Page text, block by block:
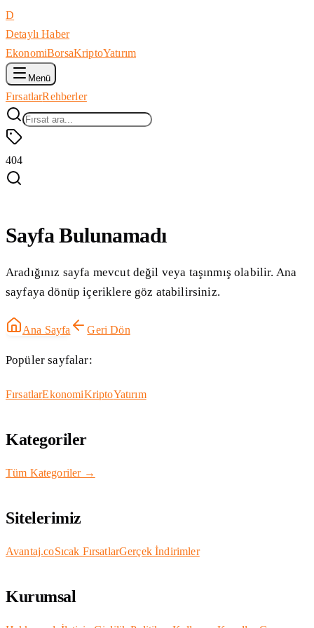
D
Detaylı Haber
EkonomiBorsaKriptoYatırım
Menü
FırsatlarRehberler
404
Sayfa Bulunamadı
Aradığınız sayfa mevcut değil veya taşınmış olabilir. Ana
sayfaya dönüp içeriklere göz atabilirsiniz.
Ana Sayfa Geri Dön
Popüler sayfalar:
FırsatlarEkonomiKriptoYatırım
Kategoriler
Tüm Kategoriler →
Sitelerimiz
Avantaj.coSıcak FırsatlarGerçek İndirimler
Kurumsal